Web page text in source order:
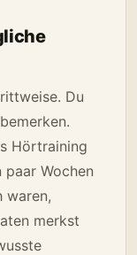
Du
Hörtraining
paar Wochen
waren,
merkst